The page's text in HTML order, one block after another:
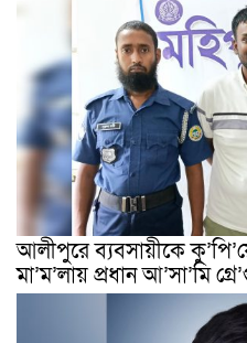
আলীপুরে ব্যবসায়ীকে
মা’ম’লায় প্রধান আ’সা’মি